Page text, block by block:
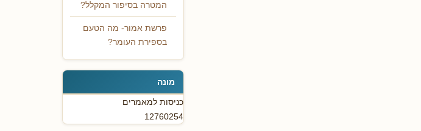
המטרה בסיפור המקלל?
פרשת אמור- מה הטעם
בספירת העומר?
מונה
כניסות למאמרים
12760254